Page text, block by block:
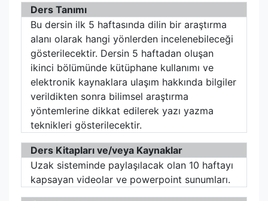
Ders Tanımı
Bu dersin ilk 5 haftasında dilin bir araştırma
alanı olarak hangi yönlerden incelenebileceği
gösterilecektir. Dersin 5 haftadan oluşan
ikinci bölümünde kütüphane kullanımı ve
elektronik kaynaklara ulaşım hakkında bilgiler
verildikten sonra bilimsel araştırma
yöntemlerine dikkat edilerek yazı yazma
teknikleri gösterilecektir.
Ders Kitapları ve/veya Kaynaklar
Uzak sisteminde paylaşılacak olan 10 haftayı
kapsayan videolar ve powerpoint sunumları.